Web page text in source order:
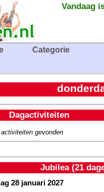
Vandaag
Categorie
Dagactiviteiten
gevonden
Jubilea (21
28 januari 2027